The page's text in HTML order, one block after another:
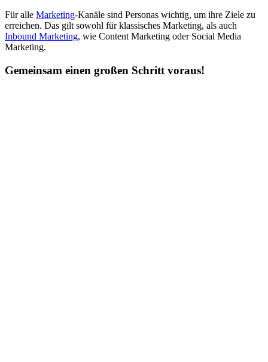
Für alle Marketing-Kanäle sind Personas wichtig, um ihre Ziele zu
erreichen. Das gilt sowohl für klassisches Marketing, als auch
Inbound Marketing, wie Content Marketing oder Social Media
Marketing.
Gemeinsam einen großen Schritt voraus!